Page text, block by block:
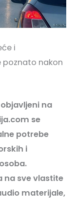
i
nakon
na
se
potrebe
i
na sve vlastite
materijale,